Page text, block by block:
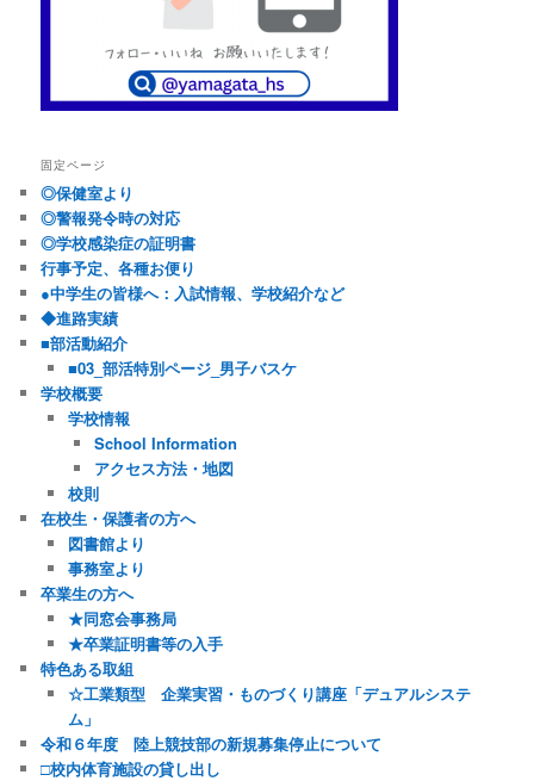
固定ページ
◎保健室より
◎警報発令時の対応
◎学校感染症の証明書
行事予定、各種お便り
●中学生の皆様へ：入試情報、学校紹介など
◆進路実績
■部活動紹介
■03_部活特別ページ_男子バスケ
学校概要
学校情報
School Information
アクセス方法・地図
校則
在校生・保護者の方へ
図書館より
事務室より
卒業生の方へ
★同窓会事務局
★卒業証明書等の入手
特色ある取組
☆工業類型 企業実習・ものづくり講座「デュアルシステ
ム」
令和６年度 陸上競技部の新規募集停止について
□校内体育施設の貸し出し